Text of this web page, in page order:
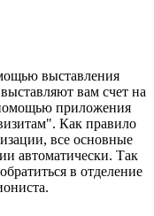
выставления
вам счет на
приложения
Как правило
все основные
автоматически. Так
в отделение